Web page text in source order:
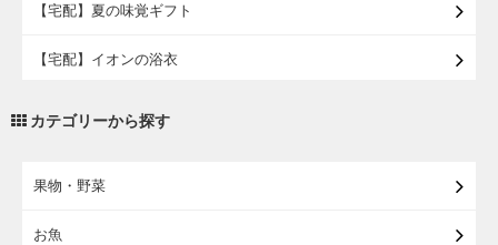
【宅配】夏の味覚ギフト
【宅配】イオンの浴衣
カテゴリーから探す
果物・野菜
お魚